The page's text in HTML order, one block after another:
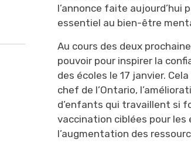
l’annonce faite aujourd’hui
essentiel au bien-être
Au cours des deux
pouvoir pour inspirer la
des écoles le 17 janvier.
chef de l’Ontario,
d’enfants qui travaillent si
vaccination ciblées pour les
l’augmentation des